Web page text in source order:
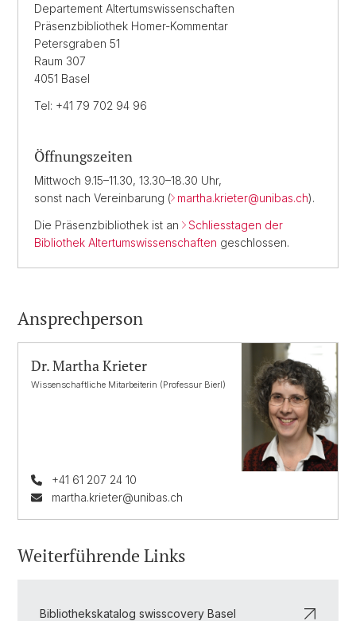
Departement Altertumswissenschaften
Präsenzbibliothek Homer-Kommentar
Petersgraben 51
Raum 307
4051 Basel
Tel: +41 79 702 94 96
Öffnungszeiten
Mittwoch 9.15–11.30, 13.30–18.30 Uhr,
sonst nach Vereinbarung ( martha.krieter@unibas.ch).
Die Präsenzbibliothek ist an
Schliesstagen der
Bibliothek Altertumswissenschaften geschlossen.
Ansprechperson
Dr. Martha Krieter
Wissenschaftliche Mitarbeiterin (Professur Bierl)
+41 61 207 24 10
martha.krieter@unibas.ch
Weiterführende Links
Bibliothekskatalog swisscovery Basel